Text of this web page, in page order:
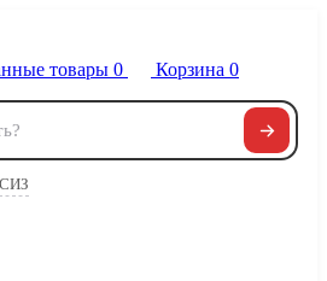
товары 0 Корзина 0
СИЗ